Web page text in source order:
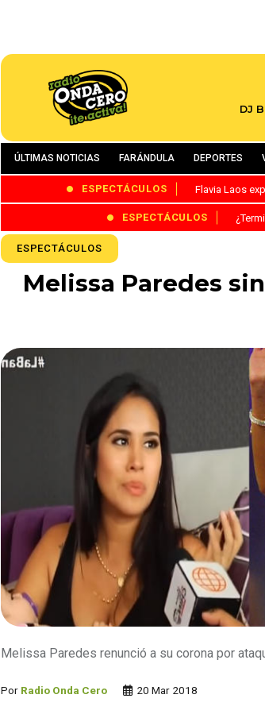
DJ
ÚLTIMAS NOTICIAS FARÁNDULA DEPORTES
ESPECTÁCULOS Flavia Laos
ESPECTÁCULOS
ESPECTÁCULOS
Melissa Paredes
Melissa Paredes renunció a su corona por
Por Radio Onda Cero 20 Mar 2018